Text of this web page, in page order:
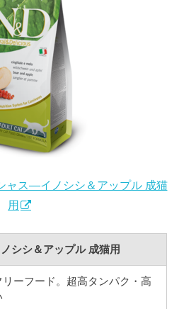
ャス―イノシシ＆アップル 成猫
用
シシ＆アップル 成猫用
リーフード。超高タンパク・高